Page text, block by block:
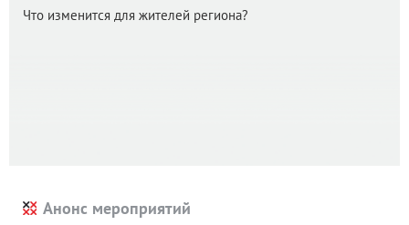
Что изменится для жителей региона?
Анонс мероприятий